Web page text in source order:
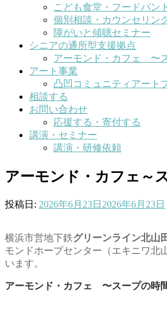
こども食堂・フードパン
個別相談・カウンセリン
障がいと傾聴セミナー
シニアの通所型支援拠点
アーモンド・カフェ 〜
アート事業
凸凹コミュニティアート
相談する
お問い合わせ
応援する・寄付する
講演・セミナー
講演・研修依頼
アーモンド・カフェ～
投稿日: 2026年6月23日 2026年6月23日
横浜市営地下鉄グリーンライン北山
モンドホープセンター（エキニワ
います。
アーモンド・カフェ 〜スープの時